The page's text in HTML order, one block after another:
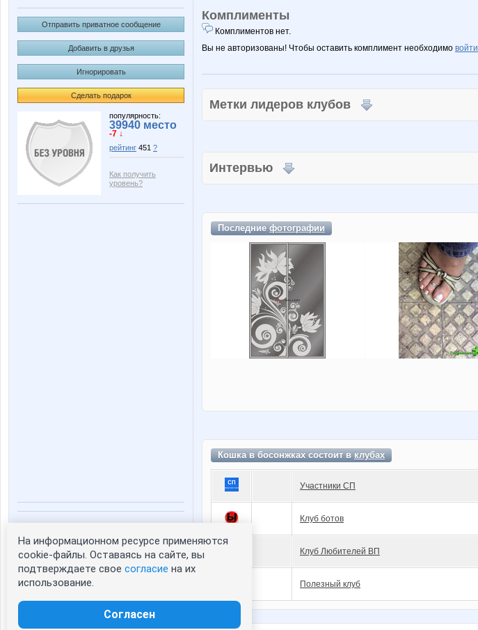
Отправить приватное сообщение
Добавить в друзья
Игнорировать
Сделать подарок
популярность:
39940 место
-7 ↓
рейтинг 451 ?
Как получить
уровень?
сейчас просматривают портрет - 0
зарегистрированные пользователи
посетившие портрет за 7 дней - 0
Комплименты
Комплиментов нет.
Вы не авторизованы! Чтобы оставить комплимент необходимо войти
Метки лидеров клубов
Интервью
Последниефотографии
Кошка в босонжках состоит вклубах
Участники СП
Клуб ботов
Клуб Любителей ВП
Полезный клуб
На информационном ресурсе применяются
cookie-файлы. Оставаясь на сайте, вы
подтверждаете свое согласие на их
использование.
Согласен